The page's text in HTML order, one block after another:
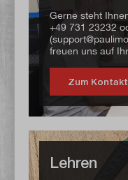
Gerne steht
+49 731 23232
freuen uns auf
Zum
Lehren